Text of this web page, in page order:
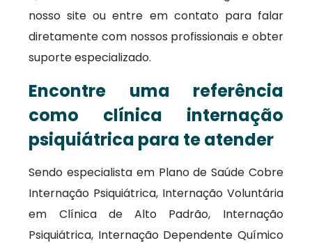
nosso site ou entre em contato para falar
diretamente com nossos profissionais e obter
suporte especializado.
Encontre uma referência
como clínica internação
psiquiátrica para te atender
Sendo especialista em Plano de Saúde Cobre
Internação Psiquiátrica, Internação Voluntária
em Clínica de Alto Padrão, Internação
Psiquiátrica, Internação Dependente Químico